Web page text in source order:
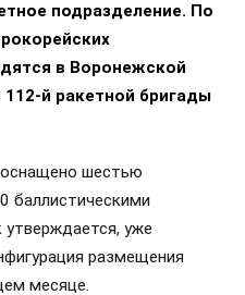
подразделение. По
в Воронежской
й ракетной бригады
шестью
баллистическими
уже
размещения
месяце.